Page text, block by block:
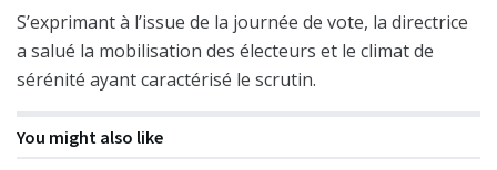
S’exprimant à l’issue de la journée de vote, la directrice
a salué la mobilisation des électeurs et le climat de
sérénité ayant caractérisé le scrutin.
You might also like